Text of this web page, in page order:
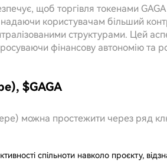
щоб торгівля токенами
користувачам більший
структурами. Цей
фінансову автономію та
$GAGA
можна простежити через ряд
спільноти навколо проєкту,